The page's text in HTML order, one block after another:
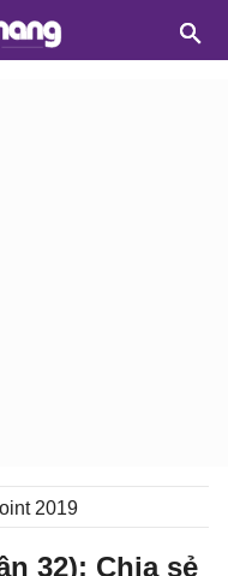
2019
32): Chia sẻ